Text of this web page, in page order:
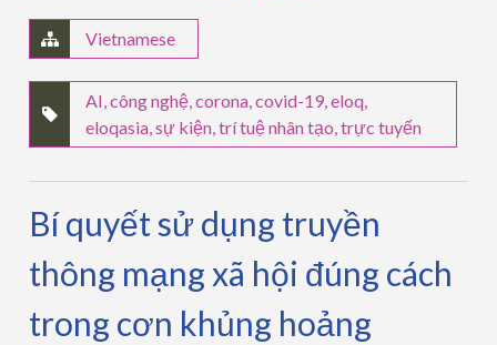
Vietnamese
AI,công nghệ,corona,covid-19,eloq,
eloqasia,sự kiện,trí tuệ nhân tạo,trực tuyến
Bí quyết sử dụng truyền
thông mạng xã hội đúng cách
trong cơn khủng hoảng